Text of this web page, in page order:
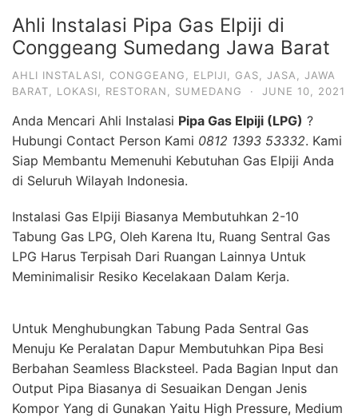
Ahli Instalasi Pipa Gas Elpiji di
Conggeang Sumedang Jawa Barat
AHLI INSTALASI CONGGEANG ELPIJI GAS JASA
JAWA
BARAT
LOKASI RESTORAN SUMEDANG · JUNE 10, 2021
Anda Mencari Ahli Instalasi Pipa Gas Elpiji (LPG) ?
Hubungi Contact Person Kami 0812 1393 53332. Kami
Siap Membantu Memenuhi Kebutuhan Gas Elpiji Anda
di Seluruh Wilayah Indonesia.
Instalasi Gas Elpiji Biasanya Membutuhkan 2-10
Tabung Gas LPG, Oleh Karena Itu, Ruang Sentral Gas
LPG Harus Terpisah Dari Ruangan Lainnya Untuk
Meminimalisir Resiko Kecelakaan Dalam Kerja.
Untuk Menghubungkan Tabung Pada Sentral Gas
Menuju Ke Peralatan Dapur Membutuhkan Pipa Besi
Berbahan Seamless Blacksteel. Pada Bagian Input dan
Output Pipa Biasanya di Sesuaikan Dengan Jenis
Kompor Yang di Gunakan Yaitu High Pressure, Medium